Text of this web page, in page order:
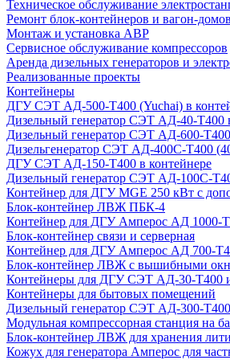
Техническое обслуживание
Ремонт блок-контейнеров и вагон-домов
Монтаж и установка АВР
Сервисное обслуживание компрессоров
Аренда дизельных генераторов и
Реализованные проекты
Контейнеры
ДГУ СЭТ АД-500-Т400 (Yuchai) в
Дизельный генератор СЭТ АД-40-Т400
Дизельный генератор СЭТ АД-600-Т400
Дизельгенератор СЭТ АД-400С-Т400
ДГУ СЭТ АД-150-Т400 в контейнере
Дизельный генератор СЭТ АД-100С-
Контейнер для ДГУ MGE 250 кВт с
Блок-контейнер ЛВЖ ПБК-4
Контейнер для ДГУ Амперос АД 1000-
Блок-контейнер связи и серверная
Контейнер для ДГУ Амперос АД 700-
Блок-контейнер ЛВЖ с вышибными
Контейнеры для ДГУ СЭТ АД-30-Т400
Контейнеры для бытовых помещений
Дизельный генератор СЭТ АД-300-
Модульная компрессорная станция на
Блок-контейнер ЛВЖ для хранения
Кожух для генератора Амперос для